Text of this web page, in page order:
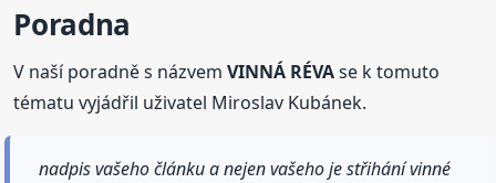
Poradna
V naší poradně s názvemVINNÁ RÉVAse k tomuto
tématu vyjádřil uživatel Miroslav Kubánek.
nadpis vašeho článku a nejen vašeho je střihání vinné